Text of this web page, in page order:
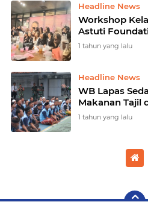
Headline News
Workshop
Astuti
1 tahun yang lalu
Headline News
WB Lapas
Makanan Tajil
1 tahun yang lalu